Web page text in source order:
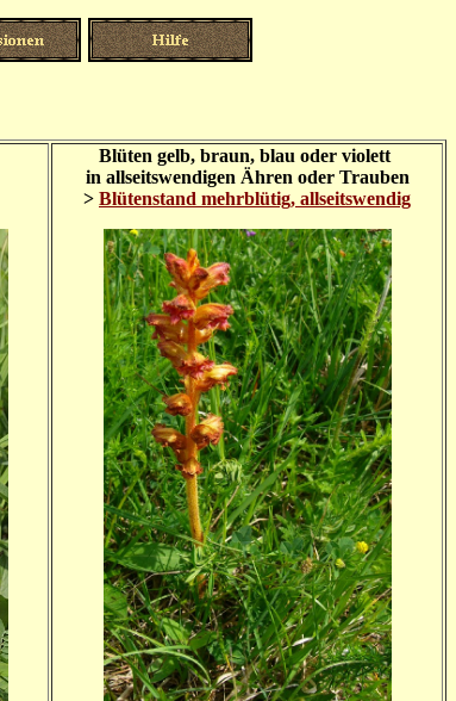
Blüten gelb, braun, blau oder violett
in allseitswendigen Ähren oder Trauben
> Blütenstand mehrblütig, allseitswendig